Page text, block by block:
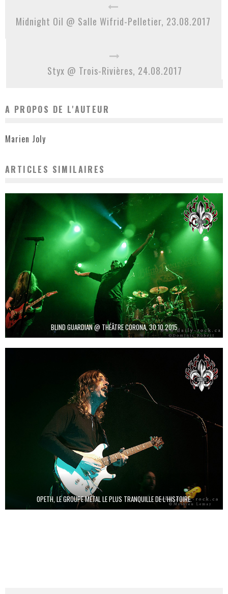
Midnight Oil @ Salle Wifrid-Pelletier, 23.08.2017
Styx @ Trois-Rivières, 24.08.2017
A PROPOS DE L'AUTEUR
Marien Joly
ARTICLES SIMILAIRES
BLIND GUARDIAN @ THÉÂTRE CORONA, 30.10.2015
OPETH, LE GROUPE MÉTAL LE PLUS TRANQUILLE DE L’HISTOIRE.